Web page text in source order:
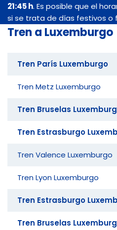
21:45 h. Es posible que el
si se trata de días festivos o
Tren a Luxemburgo
Tren París Luxemburgo
Tren Metz Luxemburgo
Tren Bruselas
Tren Estrasburgo
Tren Valence Luxemburgo
Tren Lyon Luxemburgo
Tren Estrasburgo
Tren Bruselas